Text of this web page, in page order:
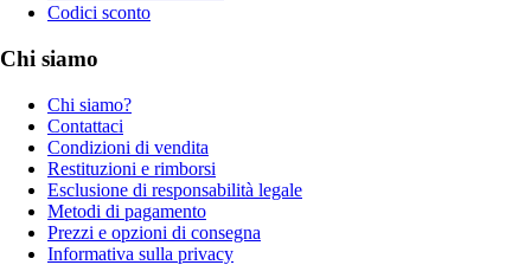
Codici sconto
Chi siamo
Chi siamo?
Contattaci
Condizioni di vendita
Restituzioni e rimborsi
Esclusione di responsabilità legale
Metodi di pagamento
Prezzi e opzioni di consegna
Informativa sulla privacy